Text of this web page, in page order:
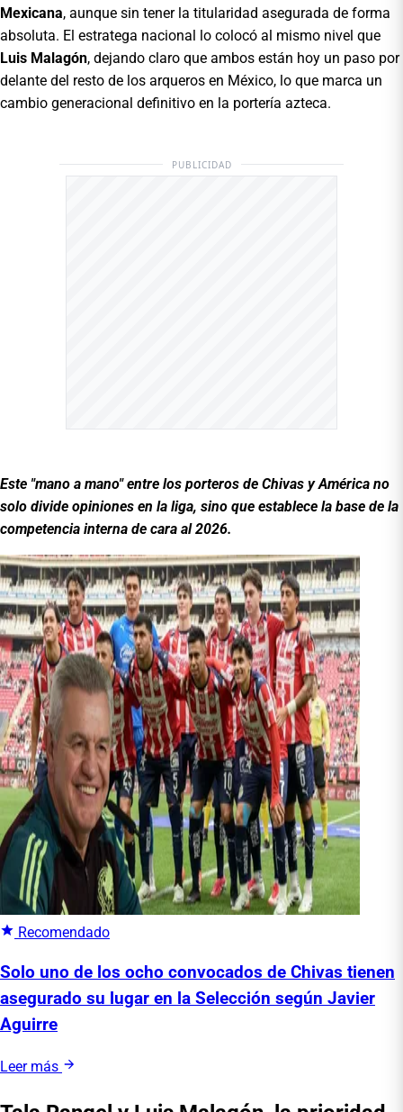
Mexicana, aunque sin tener la titularidad asegurada de forma
absoluta. El estratega nacional lo colocó al mismo nivel que
Luis Malagón, dejando claro que ambos están hoy un paso por
delante del resto de los arqueros en México, lo que marca un
cambio generacional definitivo en la portería azteca.
PUBLICIDAD
Este "mano a mano" entre los porteros de Chivas y América no
solo divide opiniones en la liga, sino que establece la base de la
competencia interna de cara al 2026.
Recomendado
Solo uno de los ocho convocados de Chivas tienen
asegurado su lugar en la Selección según Javier
Aguirre
Leer más